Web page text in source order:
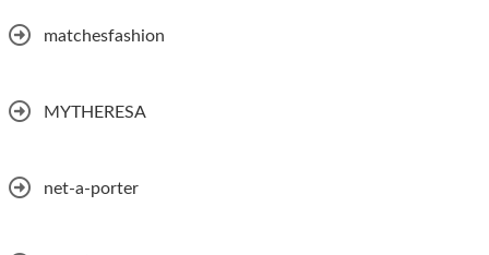
matchesfashion
MYTHERESA
net-a-porter